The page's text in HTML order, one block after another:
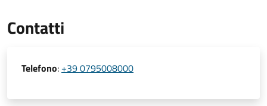
Contatti
Telefono: +39 0795008000